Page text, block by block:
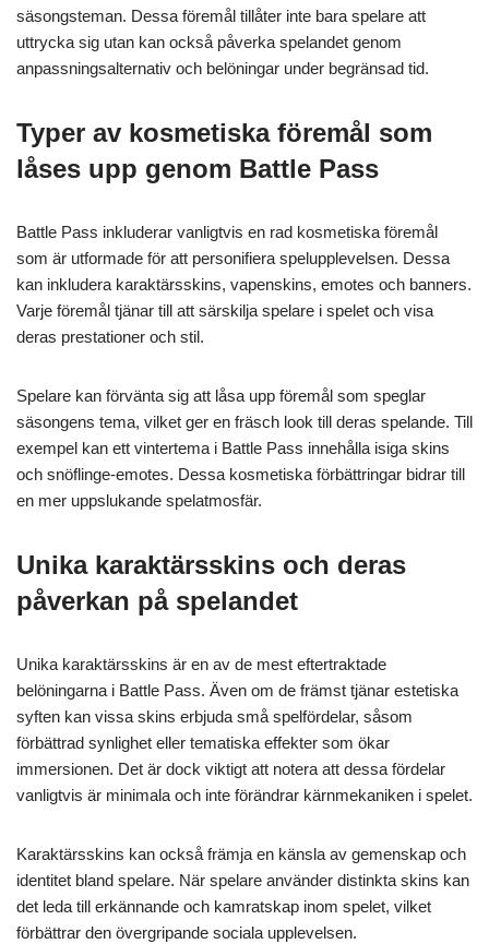
säsongsteman. Dessa föremål tillåter inte bara spelare att
uttrycka sig utan kan också påverka spelandet genom
anpassningsalternativ och belöningar under begränsad tid.
Typer av kosmetiska föremål som
låses upp genom Battle Pass
Battle Pass inkluderar vanligtvis en rad kosmetiska föremål
som är utformade för att personifiera spelupplevelsen. Dessa
kan inkludera karaktärsskins, vapenskins, emotes och banners.
Varje föremål tjänar till att särskilja spelare i spelet och visa
deras prestationer och stil.
Spelare kan förvänta sig att låsa upp föremål som speglar
säsongens tema, vilket ger en fräsch look till deras spelande. Till
exempel kan ett vintertema i Battle Pass innehålla isiga skins
och snöflinge-emotes. Dessa kosmetiska förbättringar bidrar till
en mer uppslukande spelatmosfär.
Unika karaktärsskins och deras
påverkan på spelandet
Unika karaktärsskins är en av de mest eftertraktade
belöningarna i Battle Pass. Även om de främst tjänar estetiska
syften kan vissa skins erbjuda små spelfördelar, såsom
förbättrad synlighet eller tematiska effekter som ökar
immersionen. Det är dock viktigt att notera att dessa fördelar
vanligtvis är minimala och inte förändrar kärnmekaniken i spelet.
Karaktärsskins kan också främja en känsla av gemenskap och
identitet bland spelare. När spelare använder distinkta skins kan
det leda till erkännande och kamratskap inom spelet, vilket
förbättrar den övergripande sociala upplevelsen.